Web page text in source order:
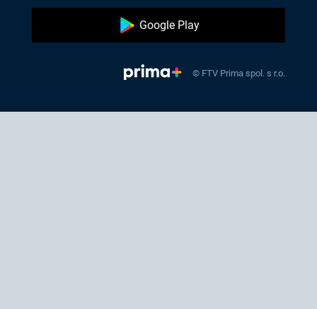
Google Play
© FTV Prima spol. s r.o.